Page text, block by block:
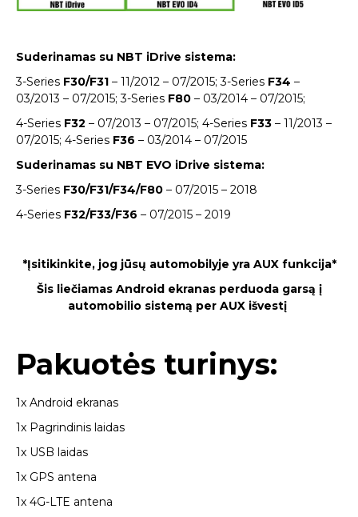
Suderinamas su NBT iDrive sistema:
3-Series F30/F31 – 11/2012 – 07/2015; 3-Series F34 –
03/2013 – 07/2015; 3-Series F80 – 03/2014 – 07/2015;
4-Series F32 – 07/2013 – 07/2015; 4-Series F33 – 11/2013 –
07/2015; 4-Series F36 – 03/2014 – 07/2015
Suderinamas su NBT EVO iDrive sistema:
3-Series F30/F31/F34/F80 – 07/2015 – 2018
4-Series F32/F33/F36 – 07/2015 – 2019
*Įsitikinkite, jog jūsų automobilyje yra AUX funkcija*
Šis liečiamas Android ekranas perduoda garsą į
automobilio sistemą per AUX išvestį
Pakuotės turinys:
1x Android ekranas
1x Pagrindinis laidas
1x USB laidas
1x GPS antena
1x 4G-LTE antena